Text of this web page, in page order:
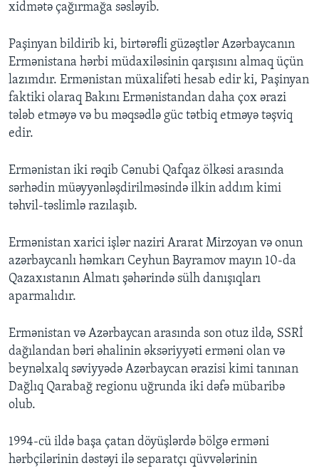
xidmətə çağırmağa səsləyib.
Paşinyan bildirib ki, birtərəfli güzəştlər Azərbaycanın
Ermənistana hərbi müdaxiləsinin qarşısını almaq üçün
lazımdır. Ermənistan müxalifəti hesab edir ki, Paşinyan
faktiki olaraq Bakını Ermənistandan daha çox ərazi
tələb etməyə və bu məqsədlə güc tətbiq etməyə təşviq
edir.
Ermənistan iki rəqib Cənubi Qafqaz ölkəsi arasında
sərhədin müəyyənləşdirilməsində ilkin addım kimi
təhvil-təslimlə razılaşıb.
Ermənistan xarici işlər naziri Ararat Mirzoyan və onun
azərbaycanlı həmkarı Ceyhun Bayramov mayın 10-da
Qazaxıstanın Almatı şəhərində sülh danışıqları
aparmalıdır.
Ermənistan və Azərbaycan arasında son otuz ildə, SSRİ
dağılandan bəri əhalinin əksəriyyəti erməni olan və
beynəlxalq səviyyədə Azərbaycan ərazisi kimi tanınan
Dağlıq Qarabağ regionu uğrunda iki dəfə mübaribə
olub.
1994-cü ildə başa çatan döyüşlərdə bölgə erməni
hərbçilərinin dəstəyi ilə separatçı qüvvələrinin